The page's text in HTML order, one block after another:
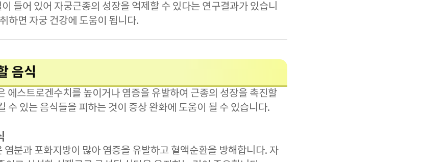
들어 있어 자궁근종의 성장을 억제할 수 있다는 연구결과가 있습니
하면 자궁 건강에 도움이 됩니다.
음식
에스트로겐수치를 높이거나 염증을 유발하여 근종의 성장을 촉진할
수 있는 음식들을 피하는 것이 증상 완화에 도움이 될 수 있습니다.
분과 포화지방이 많아 염증을 유발하고 혈액순환을 방해합니다. 자